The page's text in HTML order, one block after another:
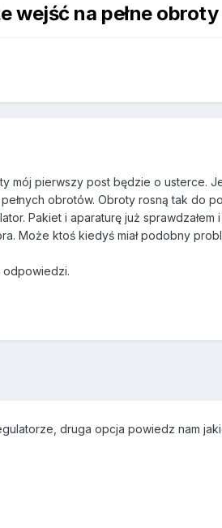
wejść na pełne obroty
mój pierwszy post będzie o usterce.
obrotów. Obroty rosną tak do
Pakiet i aparaturę już
Może ktoś kiedyś miał podobny
odpowiedzi.
druga opcja powiedz nam